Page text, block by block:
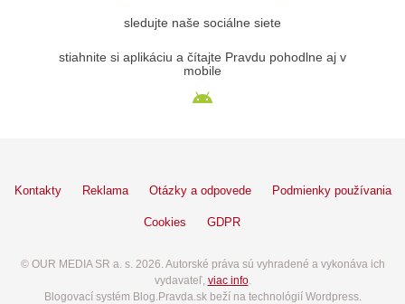
sledujte naše sociálne siete
stiahnite si aplikáciu a čítajte Pravdu pohodlne aj v
mobile
Kontakty Reklama Otázky a odpovede Podmienky používania
Cookies GDPR
© OUR MEDIA SR a. s. 2026. Autorské práva sú vyhradené a vykonáva ich
vydavateľ, viac info.
Blogovací systém Blog.Pravda.sk beží na technológií Wordpress.